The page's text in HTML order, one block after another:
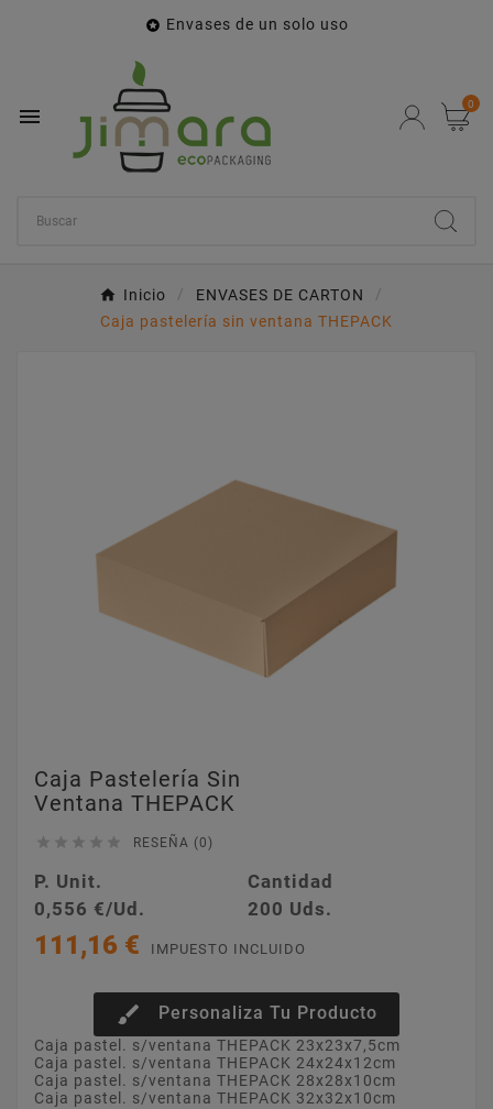
 Envases de un solo uso
 0
Inicio
ENVASES DE CARTON
Caja pastelería sin ventana THEPACK
Caja Pastelería Sin
Ventana THEPACK
     RESEÑA (0)
P. Unit.
Cantidad
0,556 €/Ud.
200 Uds.
111,16 € IMPUESTO INCLUIDO
brush Personaliza Tu Producto
Caja pastel. s/ventana THEPACK 23x23x7,5cm
Caja pastel. s/ventana THEPACK 24x24x12cm
Caja pastel. s/ventana THEPACK 28x28x10cm
Caja pastel. s/ventana THEPACK 32x32x10cm